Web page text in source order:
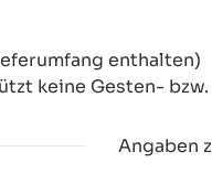
enthalten)
keine Gesten-
Angaben